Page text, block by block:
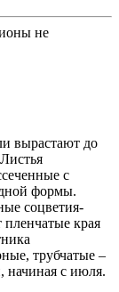
не
вырастают до
с
формы.
соцветия-
края
трубчатые –
начиная с июля.